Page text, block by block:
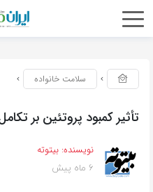
سلامت خانواده
تأثیر کمبود پروتئین بر
نویسنده: بیتوته
6 ماه پیش